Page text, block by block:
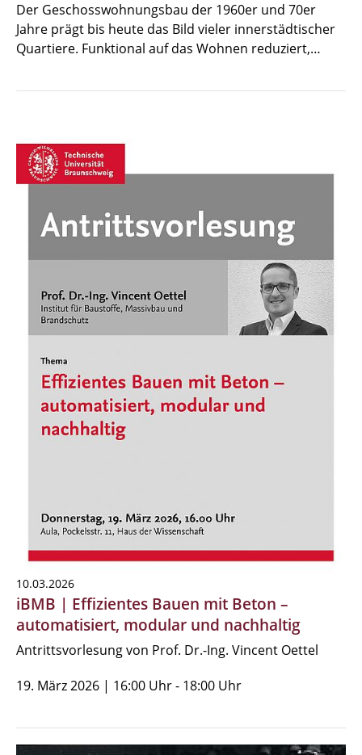
Der Geschosswohnungsbau der 1960er und 70er
Jahre prägt bis heute das Bild vieler innerstädtischer
Quartiere. Funktional auf das Wohnen reduziert,…
10.03.2026
iBMB | Effizientes Bauen mit Beton –
automatisiert, modular und nachhaltig
Antrittsvorlesung von Prof. Dr.-Ing. Vincent Oettel
19. März 2026 | 16:00 Uhr - 18:00 Uhr